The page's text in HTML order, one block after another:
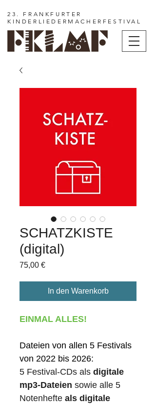
23. FRANKFURTER
KINDERLIEDERMACHERFESTIVAL
SCHATZKISTE
(digital)
75,00 €Preis
In den Warenkorb
EINMAL ALLES!
Dateien von allen 5 Festivals
von 2022 bis 2026:
5 Festival-CDs als digitale
mp3-Dateien sowie alle 5
Notenhefte als digitale